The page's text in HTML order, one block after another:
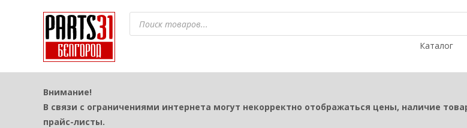
Поиск
товаров
Каталог
Внимание!
В связи с ограничениями интернета могут некорректно отображаться цены, наличие
прайс-листы.